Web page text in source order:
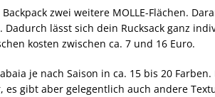
zwei weitere MOLLE-Flächen.
lässt sich dein Rucksack ganz
kosten zwischen ca. 7 und 16 Euro.
je nach Saison in ca. 15 bis 20
es gibt aber gelegentlich auch andere